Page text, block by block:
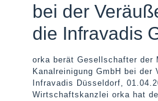
bei der
die Infravadis
orka berät Gesellschafter der
Kanalreinigung GmbH bei der
Infravadis Düsseldorf,
Wirtschaftskanzlei orka hat